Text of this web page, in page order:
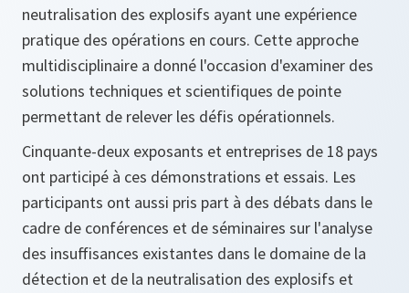
neutralisation des explosifs ayant une expérience
pratique des opérations en cours. Cette approche
multidisciplinaire a donné l'occasion d'examiner des
solutions techniques et scientifiques de pointe
permettant de relever les défis opérationnels.
Cinquante-deux exposants et entreprises de 18 pays
ont participé à ces démonstrations et essais. Les
participants ont aussi pris part à des débats dans le
cadre de conférences et de séminaires sur l'analyse
des insuffisances existantes dans le domaine de la
détection et de la neutralisation des explosifs et